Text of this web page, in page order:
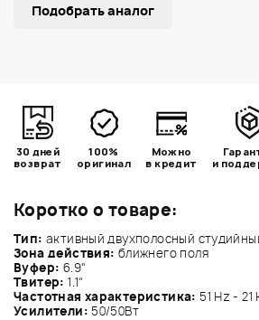
Коротко о товаре:
Тип: активный двухполосный
Зона действия: ближнего поля
Вуфер: 6.9"
Твитер: 1.1"
Частотная характеристика: 51 Hz - 21
Усилители: 50/50Вт
Подобрать аналог
30 дней
возврат
100%
оригинал
Можно
в кредит
и